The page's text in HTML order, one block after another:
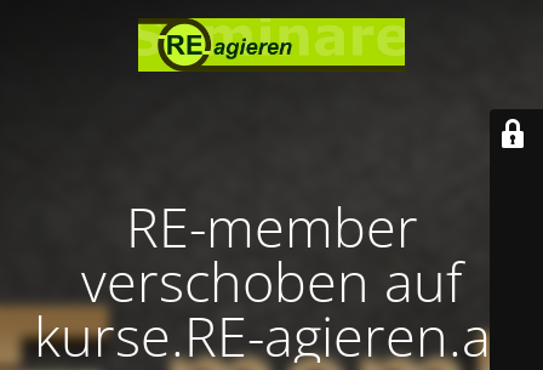
RE-member
verschoben auf
kurse.RE-agieren.at